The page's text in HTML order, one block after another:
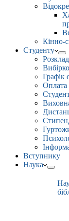
Кінно-
Студенту
Графік
Оплата
Вступнику
Наука